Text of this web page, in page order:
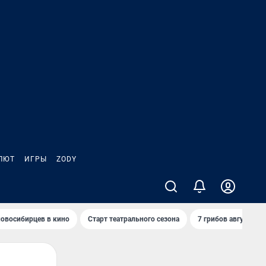
ИГРЫ ZODY
в кино Старт театрального сезона 7 грибов августа